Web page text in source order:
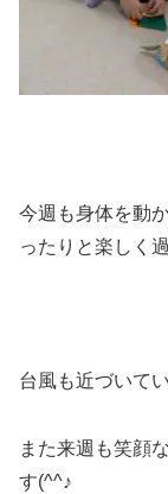
今週も身体を動
ったりと楽しく
台風も近づいて
また来週も笑顔
す(^^♪